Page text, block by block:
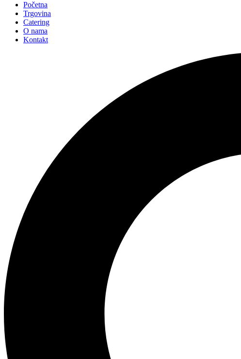
Početna
Trgovina
Catering
O nama
Kontakt